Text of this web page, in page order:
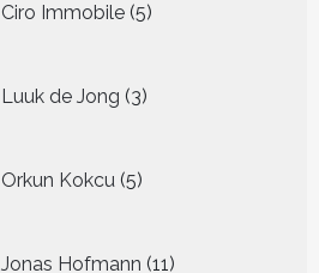
Ciro Immobile 5
producten
Luuk de Jong 3
producten
Orkun Kokcu 5
producten
Jonas Hofmann 11